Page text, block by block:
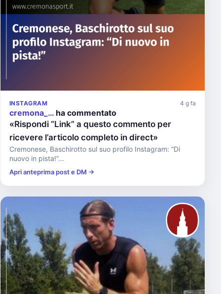
INSTAGRAM 4 g fa
cremona_… ha commentato
«Rispondi “Link” a questo commento per
ricevere l’articolo completo in direct»
Cremonese, Baschirotto sul suo profilo Instagram: “Di
nuovo in pista!”...
Apri anteprima post e DM →